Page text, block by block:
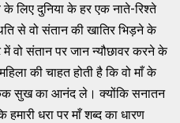
लिए दुनिया के हर एक नाते-रिश्ते
से वो संतान की खातिर भिड़ने के
वो संतान पर जान न्यौछावर करने के
की चाहत होती है कि वो माँ के
सुख का आनंद ले। क्योंकि सनातन
हमारी धरा पर माँ शब्द का धारण